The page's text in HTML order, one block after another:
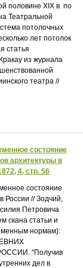
половине XIX в. по
Театральной
потолочных
лет потолок
статья
из журнала
театра //
состояние
архитектуры в
4, стр. 56
состояние
России // Зодчий,
Петровича
скана статьи и
нормам):
"Получив
дел в